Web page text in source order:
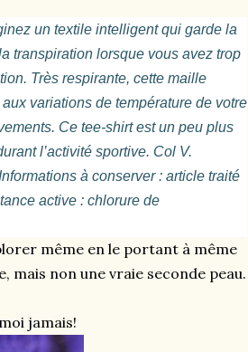
un textile intelligent qui garde la
transpiration lorsque vous avez trop
Très respirante, cette maille
variations de température de votre
Ce tee-shirt est un peu plus
l’activité sportive. Col V.
à conserver : article traité
active : chlorure de
même en le portant à même
mais non une vraie seconde peau.
jamais!